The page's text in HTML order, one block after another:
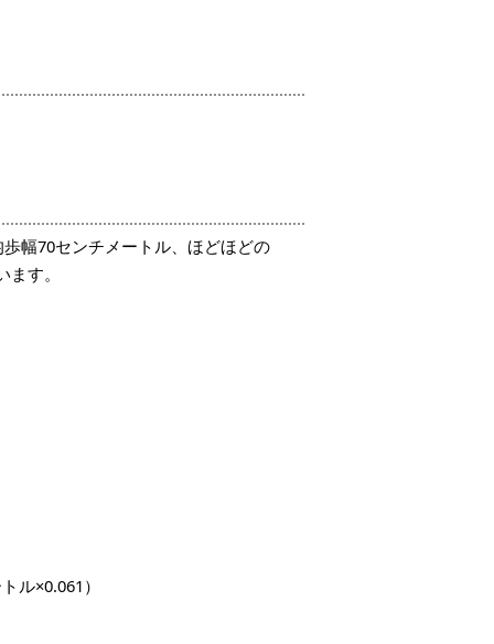
幅70センチメートル、ほどほどの
す。
ル×0.061）